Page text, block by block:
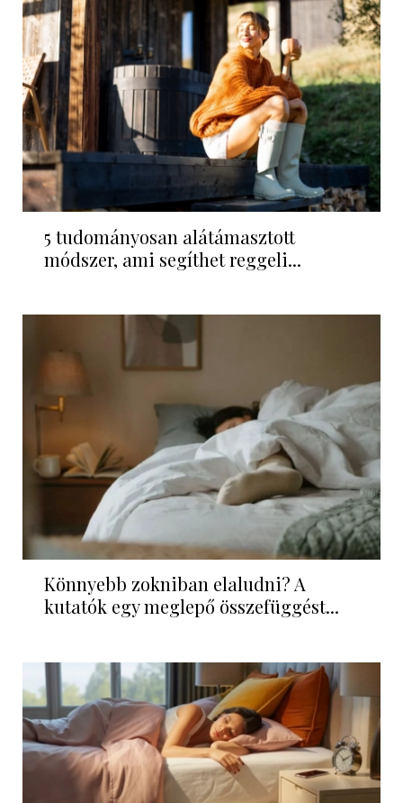
5 tudományosan alátámasztott
módszer, ami segíthet reggeli...
Könnyebb zokniban elaludni? A
kutatók egy meglepő összefüggést...